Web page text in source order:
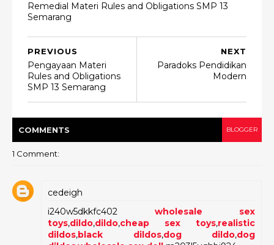
Remedial Materi Rules and Obligations SMP 13
Semarang
NEXT
Paradoks Pendidikan
Modern
PREVIOUS
Pengayaan Materi
Rules and Obligations
SMP 13 Semarang
COMMENTS BLOGGER
1 Comment:
cedeigh
i240w5dkkfc402 wholesale sex
toys,dildo,dildo,cheap sex toys,realistic
dildos,black dildos,dog dildo,dog